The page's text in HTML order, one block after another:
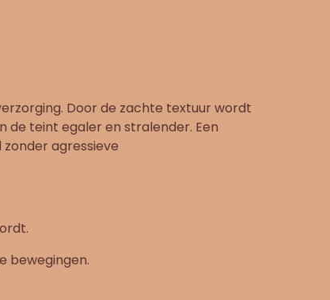
Door de zachte textuur wordt
de teint egaler en stralender. Een
agressieve
bewegingen.